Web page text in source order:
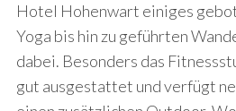
Hotel Hohenwart einiges
Yoga bis hin zu geführten
dabei. Besonders das
gut ausgestattet und verfügt